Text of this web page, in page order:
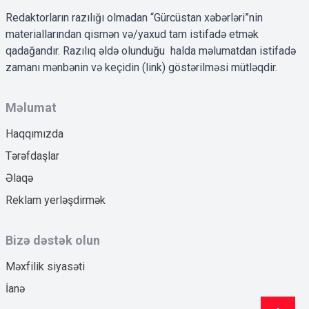
Redaktorların razılığı olmadan “Gürcüstan xəbərləri”nin
materiallarından qismən və/yaxud tam istifadə etmək
qadağandır. Razılıq əldə olunduğu halda məlumatdan istifadə
zamanı mənbənin və keçidin (link) göstərilməsi mütləqdir.
Məlumat
Haqqımızda
Tərəfdaşlar
Əlaqə
Reklam yerləşdirmək
Bizə dəstək olun
Məxfilik siyasəti
İanə